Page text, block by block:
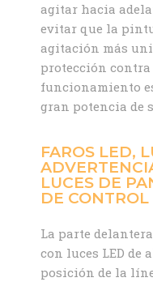
agitar hacia
evitar que la
agitación más
protección contra
funcionamiento
gran potencia de
FAROS LED,
LUCES DE
DE CONTROL
La parte
con luces LED de
posición de la